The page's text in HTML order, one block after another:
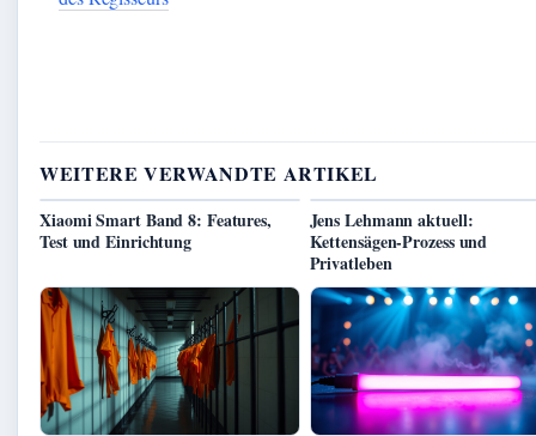
WEITERE VERWANDTE ARTIKEL
Xiaomi Smart Band 8: Features,
Test und Einrichtung
Jens Lehmann aktuell:
Kettensägen-Prozess und
Privatleben